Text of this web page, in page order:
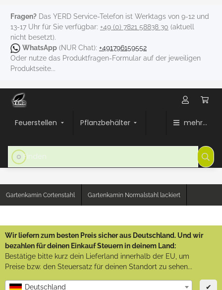
Fragen? Das YERD Service-Telefon ist Werktags von 9-12 und
13-17 Uhr für Sie verfügbar: +49 (0) 7821 58838 30 (aktuell
nicht besetzt).
WhatsApp (NUR Chat): +491796159552
Oder nutze das Produktfragen-Formular auf der jeweiligen
Produktseite...
Feuerstellen Pflanzbehälter mehr...
Gartenkamin Cortenstahl Gartenkamin Normalstahl lackiert
Wir liefern zum besten Preis sicher aus Deutschland. Und wir
bezahlen für deinen Einkauf Steuern in deinem Land:
Bestätige bitte kurz dein Lieferland innerhalb der EU, um
Preise bzw. den Steuersatz für deinen Standort zu sehen...
Deutschland ✔